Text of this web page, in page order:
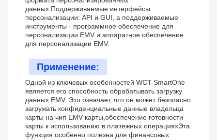
данных.Поддерживаемые интерфейсы
персонализации: API и GUI, а поддерживаемые
инструменты - программное обеспечение для
персонализации EMV и аппаратное обеспечение
для персонализации EMV.
Применение:
Одной из ключевых особенностей WCT-SmartOne
является его способность обрабатывать загрузку
данных EMV. Это означает, что он может безопасно
загружать конфиденциальные данные владельца
карты на чип EMV карты,обеспечение готовности
карты к использованию в платежных операцияхЭта
функция особенно полезна для финансовых